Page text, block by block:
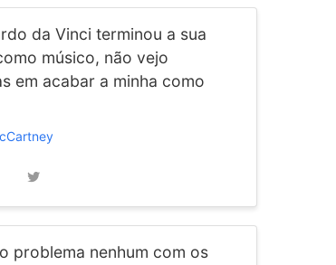
da Vinci terminou a sua
músico, não vejo
em acabar a minha como
problema nenhum com os